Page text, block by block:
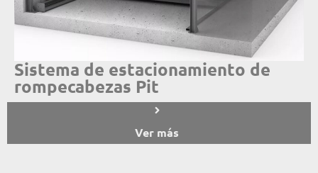
Sistema de estacionamiento de
rompecabezas Pit
Ver más